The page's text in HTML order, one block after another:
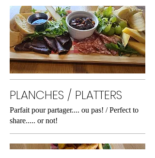
PLANCHES / PLATTERS
Parfait pour partager.... ou pas! / Perfect to
share..... or not!